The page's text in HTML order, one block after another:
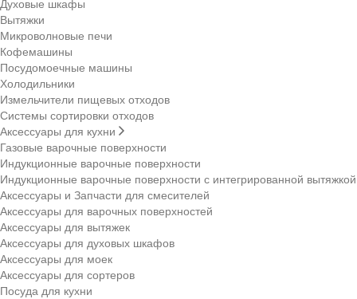
Духовые шкафы
Вытяжки
Микроволновые печи
Кофемашины
Посудомоечные машины
Холодильники
Измельчители пищевых отходов
Системы сортировки отходов
Аксессуары для кухни
Газовые варочные поверхности
Индукционные варочные поверхности
Индукционные варочные поверхности с интегрированной вытяжкой
Аксессуары и Запчасти для смесителей
Аксессуары для варочных поверхностей
Аксессуары для вытяжек
Аксессуары для духовых шкафов
Аксессуары для моек
Аксессуары для сортеров
Посуда для кухни